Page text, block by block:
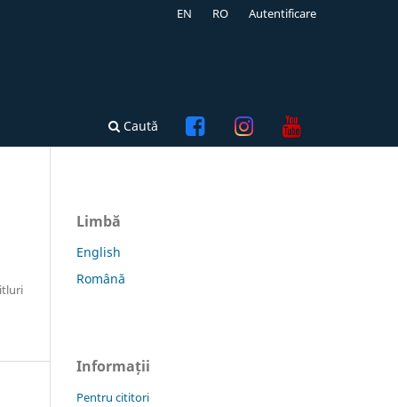
Caută
EN RO Autentificare
Limbă
English
Română
Informații
Pentru cititori